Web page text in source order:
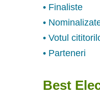
• Finaliste
•
• Votul
• Parteneri
Best